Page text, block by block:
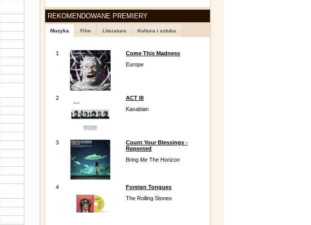
REKOMENDOWANE PREMIERY
Muzyka Film Literatura Kultura i sztuka
1
Come This Madness
Europe
2
ACT III
Kasabian
3
Count Your Blessings -
Repented
Bring Me The Horizon
4
Foreign Tongues
The Rolling Stones